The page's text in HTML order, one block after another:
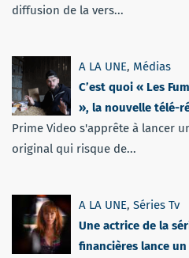
diffusion de la vers...
A LA UNE, Médias
C’est quoi « Les
», la nouvelle télé-
Prime Video s'apprête à lancer
original qui risque de...
A LA UNE, Séries Tv
Une actrice de la
financières lance